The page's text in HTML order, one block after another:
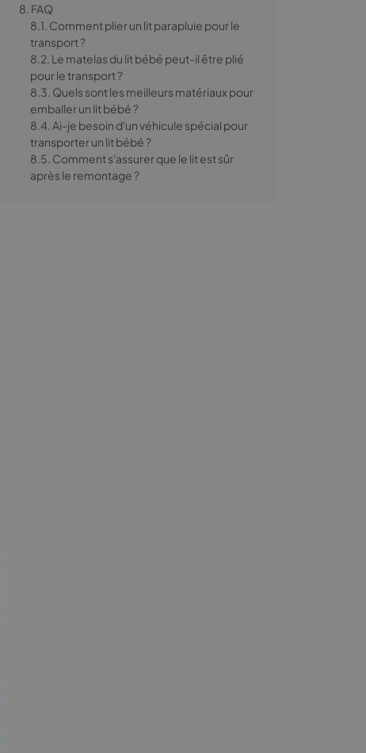
8. FAQ
8.1. Comment plier un lit parapluie pour le
transport ?
8.2. Le matelas du lit bébé peut-il être plié
pour le transport ?
8.3. Quels sont les meilleurs matériaux pour
emballer un lit bébé ?
8.4. Ai-je besoin d'un véhicule spécial pour
transporter un lit bébé ?
8.5. Comment s'assurer que le lit est sûr
après le remontage ?